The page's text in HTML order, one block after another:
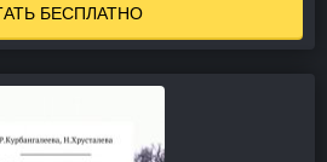
БЕСПЛАТНО